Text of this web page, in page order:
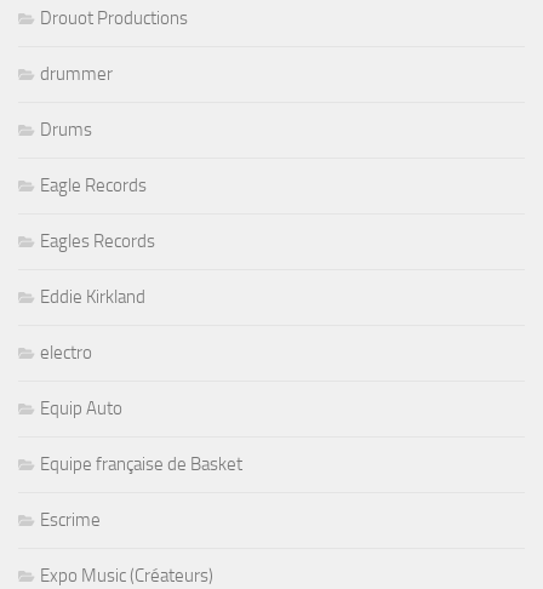
Drouot Productions
drummer
Drums
Eagle Records
Eagles Records
Eddie Kirkland
electro
Equip Auto
Equipe française de Basket
Escrime
Expo Music (Créateurs)